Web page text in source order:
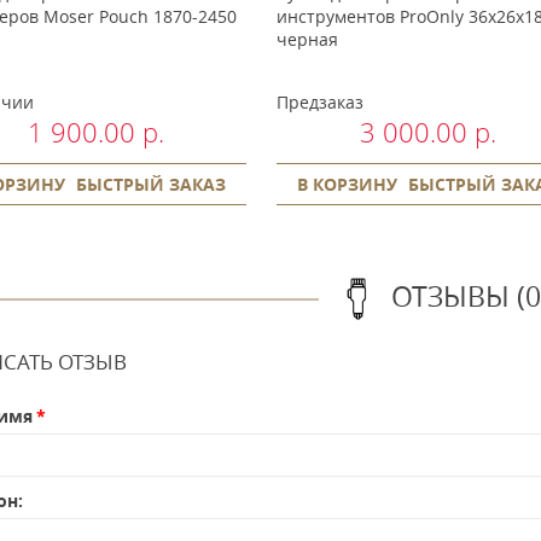
Moser Pouch 1870-2450
1 900.00 р.
БЫСТРЫЙ ЗАКАЗ
инструментов ProOnly
черная
Предзаказ
3 000.00 р.
В КОРЗИНУ БЫСТРЫЙ
ОТЗЫВЫ
ОТЗЫВ